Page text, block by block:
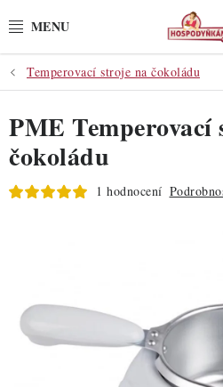
na
POTŘEBY
POMŮCKY
SUROVINY
DO KUCHYNĚ
Temperovací stroje na čokoládu
PME
čokoládu
1 hodnocení